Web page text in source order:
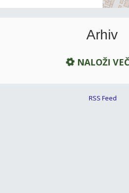
Arhiv
NALOŽI VEČ
RSS Feed